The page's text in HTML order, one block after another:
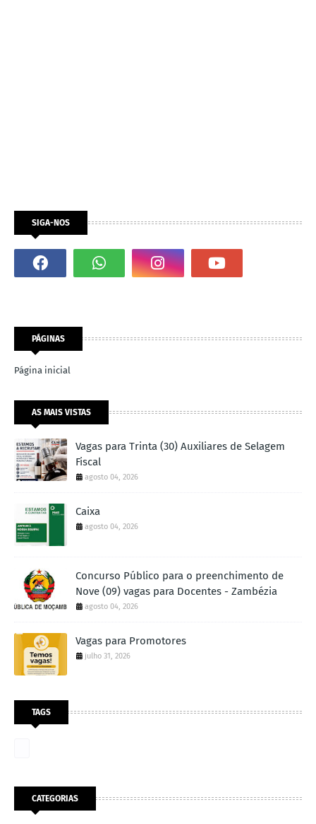
SIGA-NOS
PÁGINAS
Página inicial
AS MAIS VISTAS
Vagas para Trinta (30) Auxiliares de Selagem
Fiscal
agosto 04, 2026
Caixa
agosto 04, 2026
Concurso Público para o preenchimento de
Nove (09) vagas para Docentes - Zambézia
agosto 04, 2026
Vagas para Promotores
julho 31, 2026
TAGS
CATEGORIAS